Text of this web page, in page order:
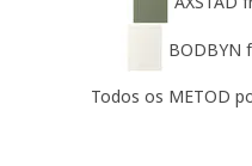
BODBYN
Todos os METOD